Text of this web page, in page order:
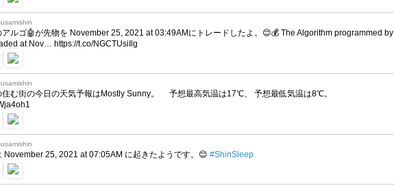
アルゴ🤖が先物を November 25, 2021 at 03:49AMにトレードしたよ。😊💰 The Algorithm programmed by
at Nov… https://t.co/NGCTUsiIlg
住む街の今日の天気予報はMostly Sunny。 予想最高気温は17℃、 予想最低気温は8℃。
November 25, 2021 at 07:05AM に起きたようです。😊 #ShinSleep